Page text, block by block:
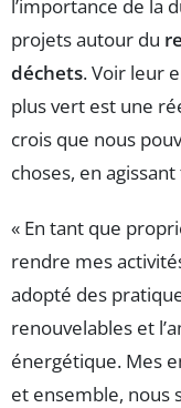
l’importance de la
projets autour du
déchets. Voir leur
plus vert est une
crois que nous
choses, en
« En tant que
rendre mes
adopté des
renouvelables et
énergétique. Mes
et ensemble, nous